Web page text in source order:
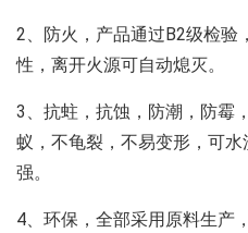
2、防火，产品通过B2级检验
性，离开火源可自动熄灭。
3、抗蛀，抗蚀，防潮，防霉
蚁，不龟裂，不易变形，可
强。
4、环保，全部采用原料生产